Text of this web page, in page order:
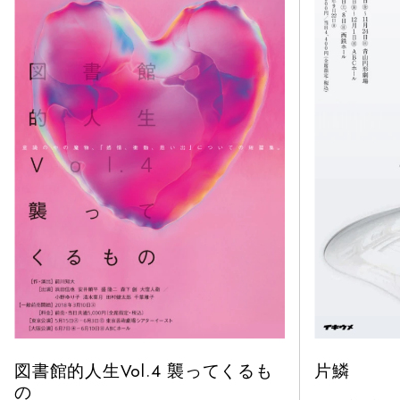
図書館的人生Vol.4 襲ってくるも
の
片鱗